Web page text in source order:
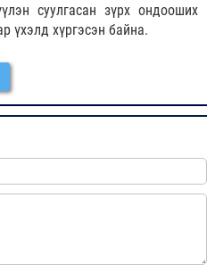
суулгасан зүрх ондооших
үхэлд хүргэсэн байна.